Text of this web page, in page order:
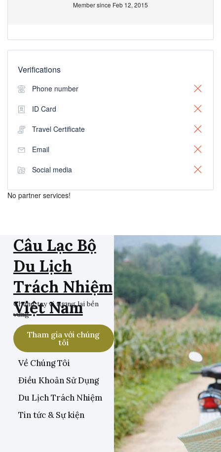
Member since Feb 12, 2015
Verifications
Phone number
ID Card
Travel Certificate
Email
Social media
No partner services!
Câu Lạc Bộ
Du Lịch
Trách Nhiệm
Việt Nam
Chung tay vì tương lai bền
vững
Tham gia với chúng
tôi
Về Chúng Tôi
Điều Khoản Sử Dụng
Du Lịch Trách Nhiệm
Tin tức & Sự kiện